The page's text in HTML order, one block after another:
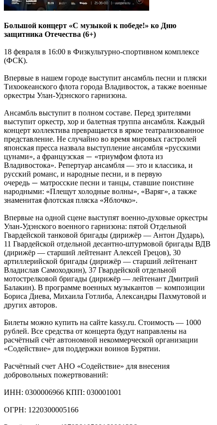
Большой концерт «С музыкой к победе!» ко Дню
защитника Отечества (6+)
18 февраля в 16:00 в Физкультурно-спортивном комплексе
(ФСК).
Впервые в нашем городе выступит ансамбль песни и пляски
Тихоокеанского флота города Владивосток, а также военные
оркестры Улан-Удэнского гарнизона.
Ансамбль выступит в полном составе. Перед зрителями
выступит оркестр, хор и балетная труппа ансамбля. Каждый
концерт коллектива превращается в яркое театрализованное
представление. Не случайно во время мировых гастролей
японская пресса назвала выступление ансамбля «русскими
цунами», а французская — «триумфом флота из
Владивостока». Репертуар ансамбля — это и классика, и
русский романс, и народные песни, и в первую
очередь — матросские песни и танцы, ставшие поистине
народными: «Плещут холодные волны», «Варяг», а также
знаменитая флотская пляска «Яблочко».
Впервые на одной сцене выступят военно-духовые оркестры
Улан-Удэнского военного гарнизона: пятой Отдельной
Гвардейской танковой бригады (дирижёр — Антон Дударь),
11 Гвардейской отдельной десантно-штурмовой бригады ВДВ
(дирижёр — старший лейтенант Алексей Грецов), 30
артиллерийской бригады (дирижёр — старший лейтенант
Владислав Самоходкин), 37 Гвардейской отдельной
мотострелковой бригады (дирижёр — лейтенант Дмитрий
Балакин). В программе военных музыкантов — композиции
Бориса Диева, Михаила Готлиба, Александры Пахмутовой и
других авторов.
Билеты можно купить на сайте kassy.ru. Стоимость — 1000
рублей. Все средства от концерта будут направлены на
расчётный счёт автономной некоммерческой организации
«Содействие» для поддержки воинов Бурятии.
Расчётный счет АНО «Содействие» для внесения
добровольных пожертвований:
ИНН: 0300006966 КПП: 030001001
ОГРН: 1220300005166